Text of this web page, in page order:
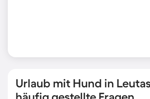
Urlaub mit Hund in